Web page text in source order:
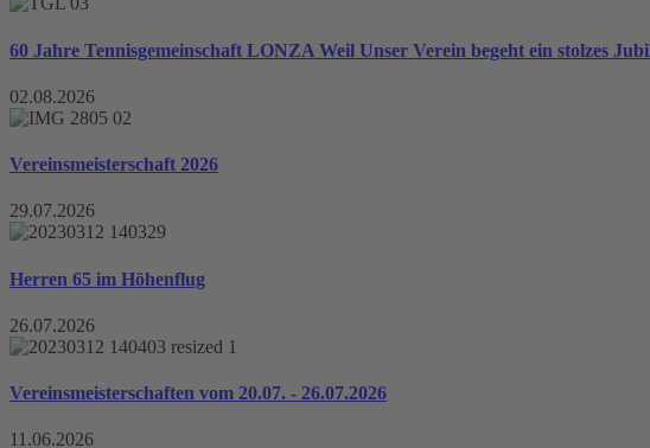
60 Jahre Tennisgemeinschaft LONZA Weil Unser Verein begeht ein stolzes
02.08.2026
Vereinsmeisterschaft 2026
29.07.2026
Herren 65 im Höhenflug
26.07.2026
Vereinsmeisterschaften vom 20.07. - 26.07.2026
11.06.2026